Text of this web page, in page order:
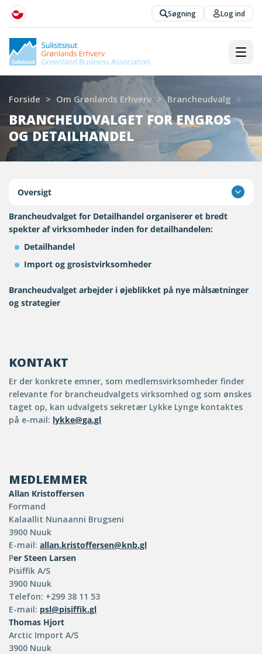
Søgning Log ind
Forside > Om Grønlands Erhverv > Brancheudvalg >
BRANCHEUDVALGET FOR ENGROS
OG DETAILHANDEL
Oversigt
Brancheudvalget for Detailhandel organiserer et bredt
spekter af virksomheder inden for detailhandelen:
Detailhandel
Import og grosistvirksomheder
Brancheudvalget arbejder i øjeblikket på nye målsætninger
og strategier
KONTAKT
Er der konkrete emner, som medlemsvirksomheder finder
relevante for brancheudvalgets virksomhed og som ønskes
taget op, kan udvalgets sekretær Lykke Lynge kontaktes
på e-mail: lykke@ga.gl
MEDLEMMER
Allan Kristoffersen
Formand
Kalaallit Nunaanni Brugseni
3900 Nuuk
E-mail: allan.kristoffersen@knb.gl
Per Steen Larsen
Pisiffik A/S
3900 Nuuk
Telefon: +299 38 11 53
E-mail: psl@pisiffik.gl
Thomas Hjort
Arctic Import A/S
3900 Nuuk